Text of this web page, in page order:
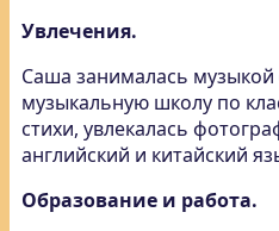
Увлечения.
Саша занималась музыкой
музыкальную школу по
стихи, увлекалась
английский и китайский
Образование и работа.